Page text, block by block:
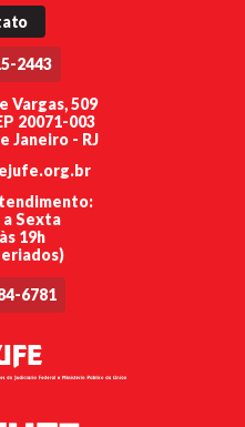
2443
Vargas, 509
20071-003
Janeiro - RJ
a Sexta
19h
6781